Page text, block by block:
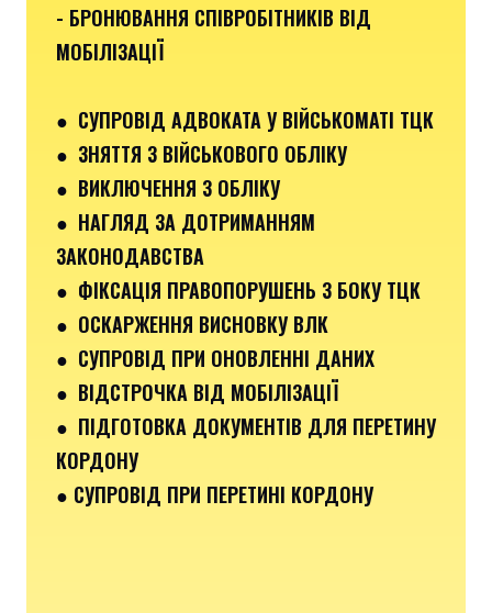
- БРОНЮВАННЯ СПІВРОБІТНИКІВ ВІД
МОБІЛІЗАЦІЇ
● СУПРОВІД АДВОКАТА У ВІЙСЬКОМАТІ ТЦК
● ЗНЯТТЯ З ВІЙСЬКОВОГО ОБЛІКУ
● ВИКЛЮЧЕННЯ З ОБЛІКУ
● НАГЛЯД ЗА ДОТРИМАННЯМ
ЗАКОНОДАВСТВА
● ФІКСАЦІЯ ПРАВОПОРУШЕНЬ З БОКУ ТЦК
● ОСКАРЖЕННЯ ВИСНОВКУ ВЛК
● СУПРОВІД ПРИ ОНОВЛЕННІ ДАНИХ
● ВІДСТРОЧКА ВІД МОБІЛІЗАЦІЇ
● ПІДГОТОВКА ДОКУМЕНТІВ ДЛЯ ПЕРЕТИНУ
КОРДОНУ
● СУПРОВІД ПРИ ПЕРЕТИНІ КОРДОНУ